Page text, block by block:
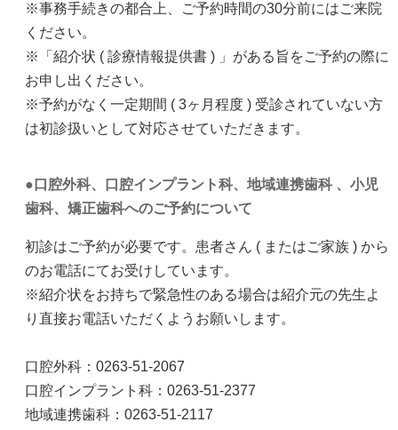
※事務手続きの都合上、ご予約時間の30分前にはご来院
ください。
※「紹介状 ( 診療情報提供書 ) 」がある旨をご予約の際に
お申し出ください。
※予約がなく一定期間 ( 3ヶ月程度 ) 受診されていない方
は初診扱いとして対応させていただきます。
口腔外科、口腔インプラント科、地域連携歯科 、小児
歯科、矯正歯科へのご予約について
初診はご予約が必要です。患者さん ( またはご家族 ) から
のお電話にてお受けしています。
※紹介状をお持ちで緊急性のある場合は紹介元の先生よ
り直接お電話いただくようお願いします。
口腔外科：0263-51-2067
口腔インプラント科：0263-51-2377
地域連携歯科：0263-51-2117